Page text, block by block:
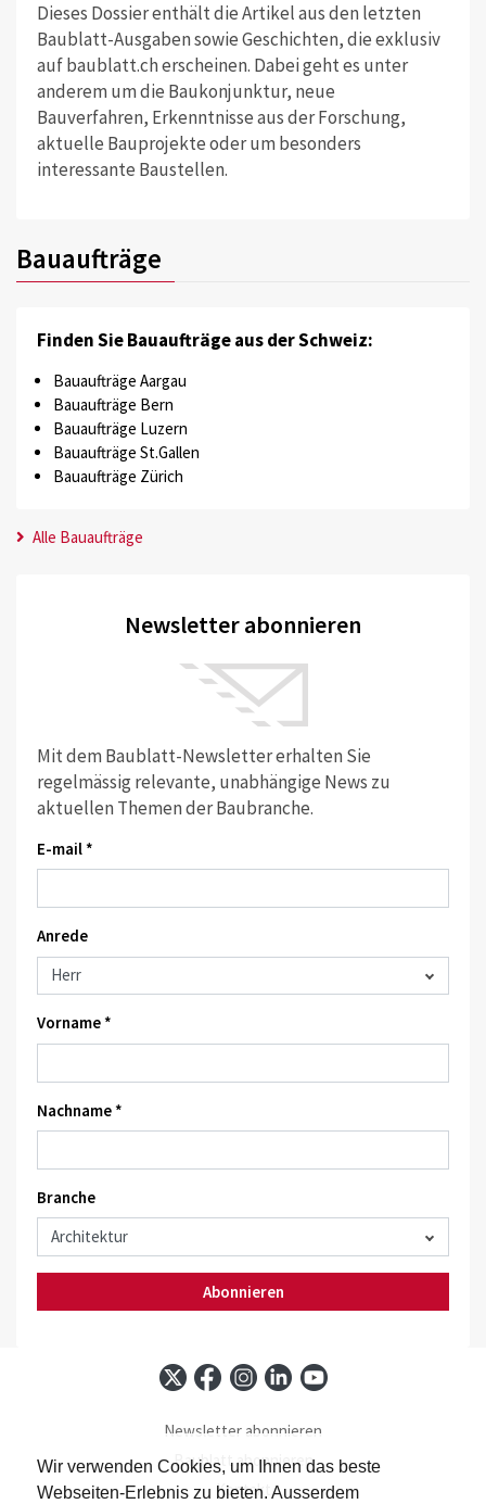
Wir verwenden Cookies, um Ihnen das beste
Webseiten-Erlebnis zu bieten. Ausserdem
Dieses Dossier enthält die Artikel aus den letzten
Baublatt-Ausgaben sowie Geschichten, die exklusiv
auf baublatt.ch erscheinen. Dabei geht es unter
anderem um die Baukonjunktur, neue
Bauverfahren, Erkenntnisse aus der Forschung,
aktuelle Bauprojekte oder um besonders
interessante Baustellen.
Bauaufträge
Finden Sie Bauaufträge aus der Schweiz:
Bauaufträge Aargau
Bauaufträge Bern
Bauaufträge Luzern
Bauaufträge St.Gallen
Bauaufträge Zürich
Alle Bauaufträge
Newsletter abonnieren
Mit dem Baublatt-Newsletter erhalten Sie
regelmässig relevante, unabhängige News zu
aktuellen Themen der Baubranche.
E-mail *
Anrede
Vorname *
Nachname *
Branche
Abonnieren
Newsletter abonnieren
Baublatt abonnieren
Kontakt